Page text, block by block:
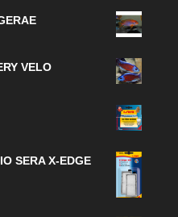
VELO
SERA X-EDGE